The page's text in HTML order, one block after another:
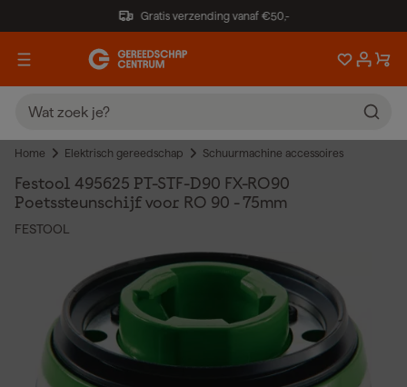
Gratis verzending vanaf €50,-
Home Elektrisch gereedschap Schuurmachine accessoires
Festool 495625 PT-STF-D90 FX-RO90
Poetssteunschijf voor RO 90 - 75mm
FESTOOL